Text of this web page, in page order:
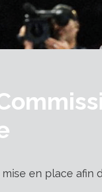
en place afin